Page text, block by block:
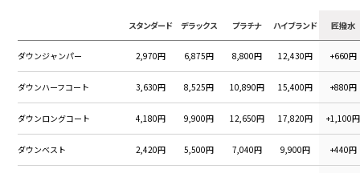
スタンダード デラックス プラチナ ハイブランド 匠撥水
ダウンジャンパー 2,970円 6,875円 8,800円 12,430円 +660円
ダウンハーフコート 3,630円 8,525円 10,890円 15,400円 +880円
ダウンロングコート 4,180円 9,900円 12,650円 17,820円 +1,100円
ダウンベスト 2,420円 5,500円 7,040円 9,900円 +440円